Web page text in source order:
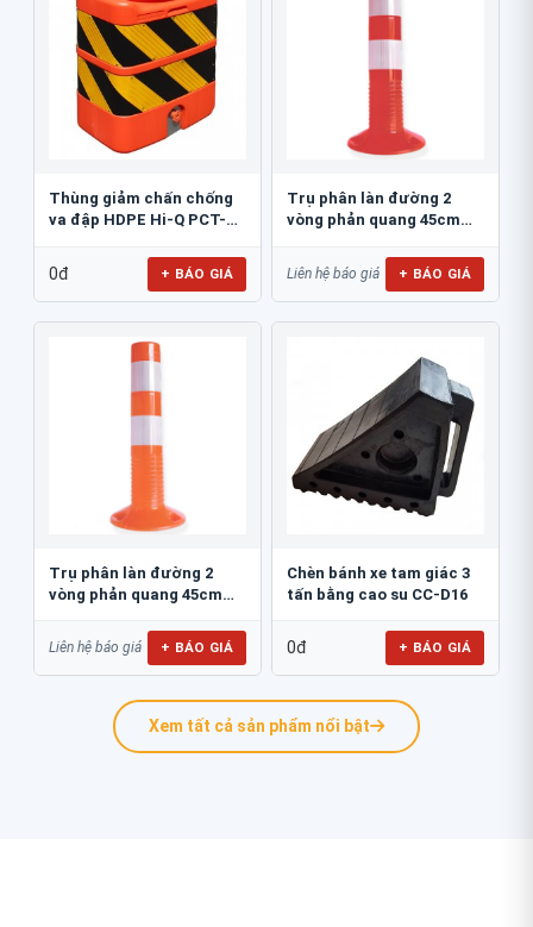
Thùng giảm chấn chống
va đập HDPE Hi-Q PCT-
0đ + BÁO GIÁ
Trụ phân làn đường 2
vòng phản quang 45cm
Liên hệ báo giá + BÁO GIÁ
Trụ phân làn đường 2
vòng phản quang 45cm
Liên hệ báo giá + BÁO GIÁ
Chèn bánh xe tam giác 3
tấn bằng cao su CC-D16
0đ + BÁO GIÁ
Xem tất cả sản phẩm nổi bật